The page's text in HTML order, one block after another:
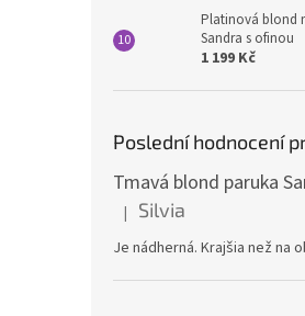
Platinová blond
Sandra s ofinou
1 199 Kč
Poslední hodnocení
Hodnocení produktu je 5 z 5
| Silvia
Je nádherná. Krajšia než na